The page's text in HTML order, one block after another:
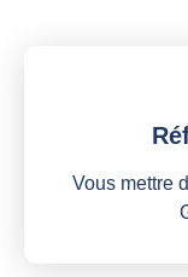
Vous mettre